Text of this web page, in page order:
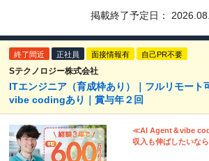
掲載終了予定日：
終了間近 正社員 面接情報有 自己PR不要
Sテクノロジー株式会社
ITエンジニア（育成枠あり）｜フルリモート
vibe codingあり｜賞与年２回
≪AI Agent＆vibe
収入も伸ばしたいな